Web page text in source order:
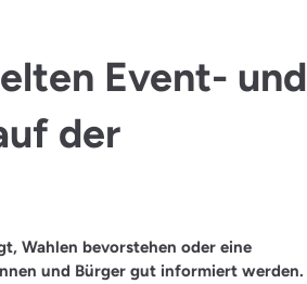
Event- und
der
Wahlen bevorstehen oder eine
und Bürger gut informiert werden.